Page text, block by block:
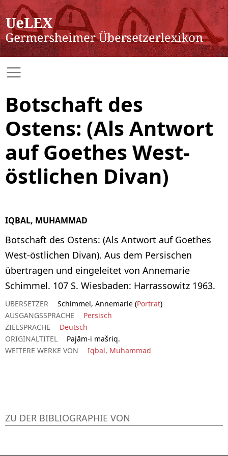
Botschaft des
Ostens: (Als Antwort
auf Goethes West-
östlichen Divan)
IQBAL, MUHAMMAD
Botschaft des Ostens: (Als Antwort auf Goethes
West-östlichen Divan). Aus dem Persischen
übertragen und eingeleitet von Annemarie
Schimmel. 107 S. Wiesbaden: Harrassowitz 1963.
ÜBERSETZER Schimmel, Annemarie (Porträt)
AUSGANGSSPRACHE
Persisch
ZIELSPRACHE
Deutsch
ORIGINALTITEL
Pajām-i mašriq.
WEITERE WERKE VON
Iqbal, Muhammad
ZU DER BIBLIOGRAPHIE VON